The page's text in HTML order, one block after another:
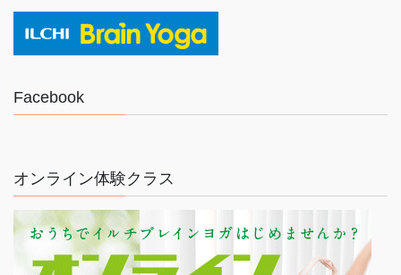
Facebook
オンライン体験クラス